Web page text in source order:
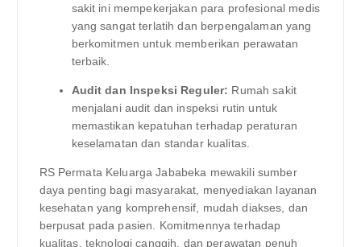
sakit ini mempekerjakan para profesional medis
yang sangat terlatih dan berpengalaman yang
berkomitmen untuk memberikan perawatan
terbaik.
Audit dan Inspeksi Reguler: Rumah sakit
menjalani audit dan inspeksi rutin untuk
memastikan kepatuhan terhadap peraturan
keselamatan dan standar kualitas.
RS Permata Keluarga Jababeka mewakili sumber
daya penting bagi masyarakat, menyediakan layanan
kesehatan yang komprehensif, mudah diakses, dan
berpusat pada pasien. Komitmennya terhadap
kualitas, teknologi canggih, dan perawatan penuh